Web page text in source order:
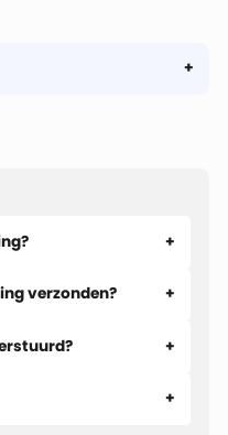
dus geen haast bij het
in meerdere keren
je winkelmandje. Het
verzonden?